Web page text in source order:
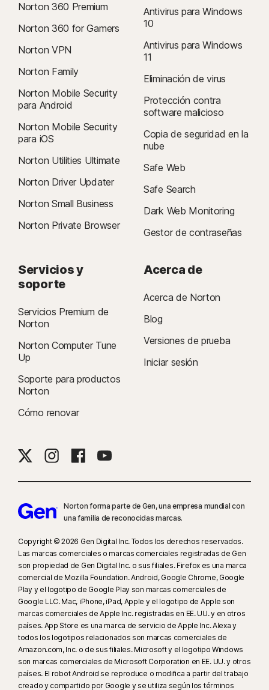
Norton 360 Premium
Norton 360 for Gamers
Norton VPN
Norton Family
Norton Mobile Security
para Android
Norton Mobile Security
para iOS
Norton Utilities Ultimate
Norton Driver Updater
Norton Small Business
Norton Private Browser
Antivirus para Windows
10
Antivirus para Windows
11
Eliminación de virus
Protección contra
software malicioso
Copia de seguridad en la
nube
Safe Web
Safe Search
Dark Web Monitoring
Gestor de contraseñas
Servicios y
soporte
Servicios Premium de
Norton
Norton Computer Tune
Up
Soporte para productos
Norton
Cómo renovar
Acerca de
Acerca de Norton
Blog
Versiones de prueba
Iniciar sesión
Norton forma parte de Gen, una empresa mundial con
una familia de reconocidas marcas.
Copyright © 2026 Gen Digital Inc. Todos los derechos reservados.
Las marcas comerciales o marcas comerciales registradas de Gen
son propiedad de Gen Digital Inc. o sus filiales. Firefox es una marca
comercial de Mozilla Foundation. Android, Google Chrome, Google
Play y el logotipo de Google Play son marcas comerciales de
Google LLC. Mac, iPhone, iPad, Apple y el logotipo de Apple son
marcas comerciales de Apple Inc. registradas en EE. UU. y en otros
países. App Store es una marca de servicio de Apple Inc. Alexa y
todos los logotipos relacionados son marcas comerciales de
Amazon.com, Inc. o de sus filiales. Microsoft y el logotipo Windows
son marcas comerciales de Microsoft Corporation en EE. UU. y otros
países. El robot Android se reproduce o modifica a partir del trabajo
creado y compartido por Google y se utiliza según los términos